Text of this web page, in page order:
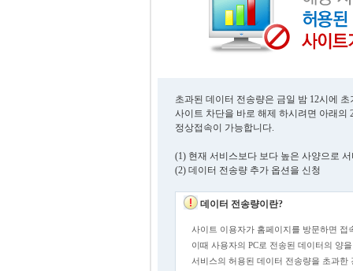
초과된 데이터 전송량은 금일 밤 12시에
사이트 차단을 바로 해제 하시려면 아래의
정상접속이 가능합니다.
(1) 현재 서비스보다 보다 높은 사양으로
(2) 데이터 전송량 추가 옵션을 신청
데이터 전송량이란?
사이트 이용자가 홈페이지를 방문하면 접
이때 사용자의 PC로 전송된 데이터의 양
서비스의 허용된 데이터 전송량을 초과